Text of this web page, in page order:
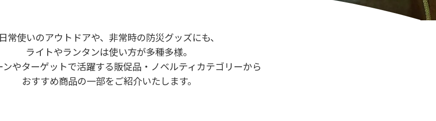
常使いのアウトドアや、非常時の防災グッズにも、
ライトやランタンは使い方が多種多様。
やターゲットで活躍する販促品・ノベルティカテゴリーから
おすすめ商品の一部をご紹介いたします。